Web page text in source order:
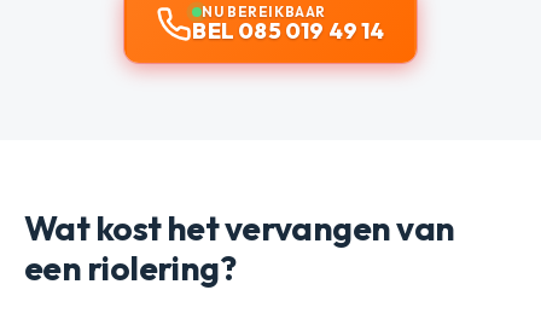
NU BEREIKBAAR
BEL 085 019 49 14
Wat kost het vervangen van
een riolering?